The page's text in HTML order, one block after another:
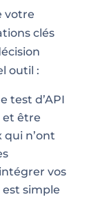
votre
clés
outil :
test d’API
et être
n’ont
vos
simple